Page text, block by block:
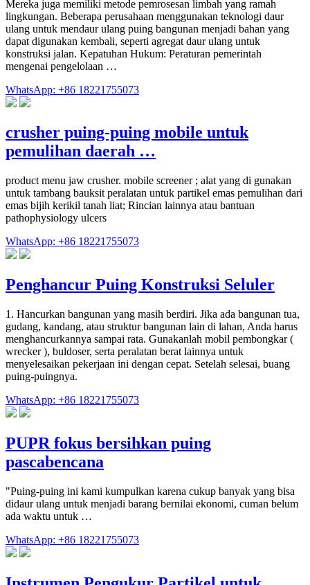
Mereka juga memiliki metode pemrosesan limbah yang ramah
lingkungan. Beberapa perusahaan menggunakan teknologi daur
ulang untuk mendaur ulang puing bangunan menjadi bahan yang
dapat digunakan kembali, seperti agregat daur ulang untuk
konstruksi jalan. Kepatuhan Hukum: Peraturan pemerintah
mengenai pengelolaan …
WhatsApp: +86 18221755073
crusher puing-puing mobile untuk
pemulihan daerah …
product menu jaw crusher. mobile screener ; alat yang di gunakan
untuk tambang bauksit peralatan untuk partikel emas pemulihan dari
emas bijih kerikil tanah liat; Rincian lainnya atau bantuan
pathophysiology ulcers
WhatsApp: +86 18221755073
Penghancur Puing Konstruksi Seluler
1. Hancurkan bangunan yang masih berdiri. Jika ada bangunan tua,
gudang, kandang, atau struktur bangunan lain di lahan, Anda harus
menghancurkannya sampai rata. Gunakanlah mobil pembongkar (
wrecker ), buldoser, serta peralatan berat lainnya untuk
menyelesaikan pekerjaan ini dengan cepat. Setelah selesai, buang
puing-puingnya.
WhatsApp: +86 18221755073
PUPR fokus bersihkan puing
pascabencana
"Puing-puing ini kami kumpulkan karena cukup banyak yang bisa
didaur ulang untuk menjadi barang bernilai ekonomi, cuman belum
ada waktu untuk …
WhatsApp: +86 18221755073